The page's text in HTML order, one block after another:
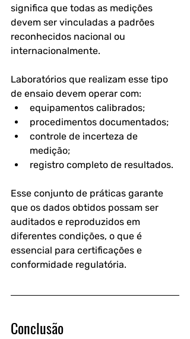
significa que todas as medições
devem ser vinculadas a padrões
reconhecidos nacional ou
internacionalmente.
Laboratórios que realizam esse tipo
de ensaio devem operar com:
equipamentos calibrados;
procedimentos documentados;
controle de incerteza de
medição;
registro completo de resultados.
Esse conjunto de práticas garante
que os dados obtidos possam ser
auditados e reproduzidos em
diferentes condições, o que é
essencial para certificações e
conformidade regulatória.
Conclusão